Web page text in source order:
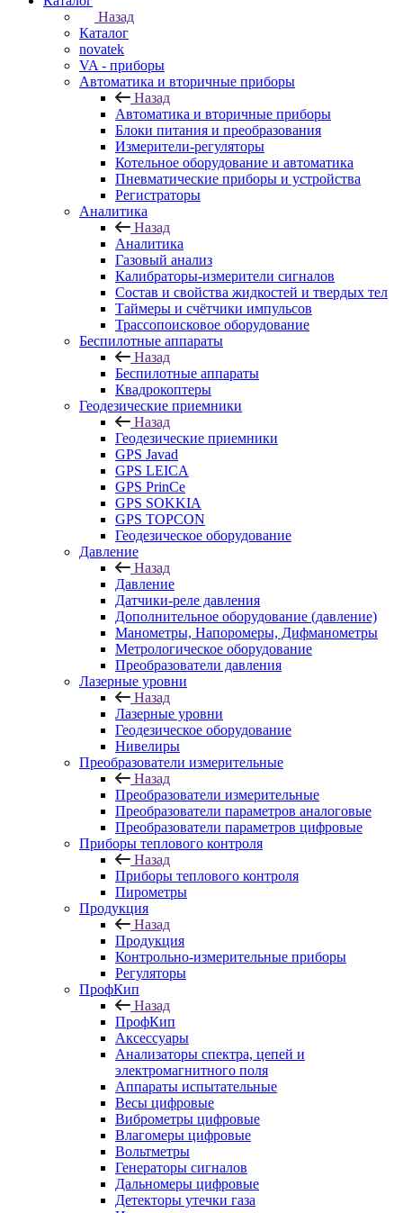
Назад
Каталог
novatek
VA - приборы
Автоматика и вторичные приборы
Назад
Автоматика и вторичные приборы
Блоки питания и преобразования
Измерители-регуляторы
Котельное оборудование и автоматика
Пневматические приборы и устройства
Регистраторы
Аналитика
Назад
Аналитика
Газовый анализ
Калибраторы-измерители сигналов
Состав и свойства жидкостей и твердых тел
Таймеры и счётчики импульсов
Трассопоисковое оборудование
Беспилотные аппараты
Назад
Беспилотные аппараты
Квадрокоптеры
Геодезические приемники
Назад
Геодезические приемники
GPS Javad
GPS LEICA
GPS PrinCe
GPS SOKKIA
GPS TOPCON
Геодезическое оборудование
Давление
Назад
Давление
Датчики-реле давления
Дополнительное оборудование (давление)
Манометры, Напоромеры, Дифманометры
Метрологическое оборудование
Преобразователи давления
Лазерные уровни
Назад
Лазерные уровни
Геодезическое оборудование
Нивелиры
Преобразователи измерительные
Назад
Преобразователи измерительные
Преобразователи параметров аналоговые
Преобразователи параметров цифровые
Приборы теплового контроля
Назад
Приборы теплового контроля
Пирометры
Продукция
Назад
Продукция
Контрольно-измерительные приборы
Регуляторы
ПрофКип
Назад
ПрофКип
Аксессуары
Анализаторы спектра, цепей и
электромагнитного поля
Аппараты испытательные
Весы цифровые
Виброметры цифровые
Влагомеры цифровые
Вольтметры
Генераторы сигналов
Дальномеры цифровые
Детекторы утечки газа